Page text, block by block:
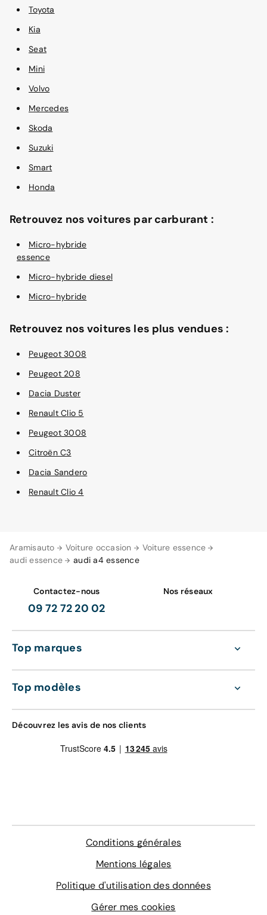
Aramisauto Voiture occasion
Voiture essence
audi essence
audi a4 essence
Toyota
Kia
Seat
Mini
Volvo
Mercedes
Skoda
Suzuki
Smart
Honda
Retrouvez nos voitures par carburant :
Micro-hybride
essence
Micro-hybride diesel
Micro-hybride
Retrouvez nos voitures les plus vendues :
Peugeot 3008
Peugeot 208
Dacia Duster
Renault Clio 5
Peugeot 3008
Citroën C3
Dacia Sandero
Renault Clio 4
Contactez-nous
09 72 72 20 02
Nos réseaux
Top marques
Top modèles
Découvrez les avis de nos clients
Conditions générales
Mentions légales
Politique d'utilisation des données
Gérer mes cookies